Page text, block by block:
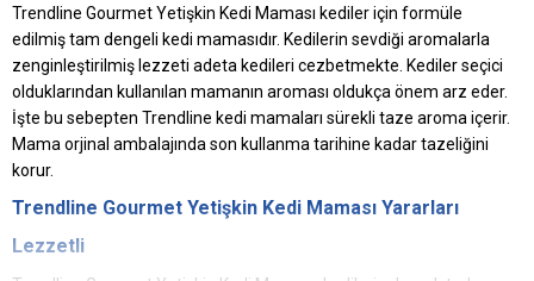
Trendline Gourmet Yetişkin Kedi Maması kediler için formüle
edilmiş tam dengeli kedi mamasıdır. Kedilerin sevdiği aromalarla
zenginleştirilmiş lezzeti adeta kedileri cezbetmekte. Kediler seçici
olduklarından kullanılan mamanın aroması oldukça önem arz eder.
İşte bu sebepten Trendline kedi mamaları sürekli taze aroma içerir.
Mama orjinal ambalajında son kullanma tarihine kadar tazeliğini
korur.
Trendline Gourmet Yetişkin Kedi Maması Yararları
Lezzetli